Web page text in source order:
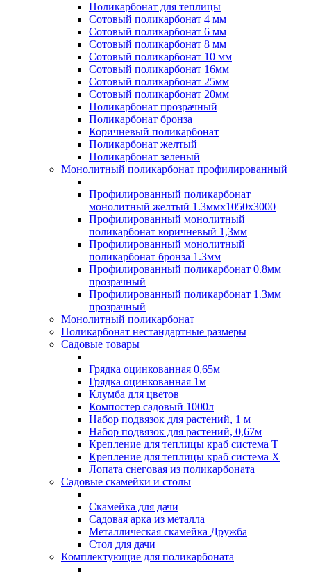
Поликарбонат для теплицы
Сотовый поликарбонат 4 мм
Сотовый поликарбонат 6 мм
Сотовый поликарбонат 8 мм
Сотовый поликарбонат 10 мм
Сотовый поликарбонат 16мм
Сотовый поликарбонат 25мм
Сотовый поликарбонат 20мм
Поликарбонат прозрачный
Поликарбонат бронза
Коричневый поликарбонат
Поликарбонат желтый
Поликарбонат зеленый
Монолитный поликарбонат профилированный
Профилированный поликарбонат
монолитный желтый 1.3ммх1050х3000
Профилированный монолитный
поликарбонат коричневый 1,3мм
Профилированный монолитный
поликарбонат бронза 1.3мм
Профилированный поликарбонат 0.8мм
прозрачный
Профилированный поликарбонат 1.3мм
прозрачный
Монолитный поликарбонат
Поликарбонат нестандартные размеры
Садовые товары
Грядка оцинкованная 0,65м
Грядка оцинкованная 1м
Клумба для цветов
Компостер садовый 1000л
Набор подвязок для растений, 1 м
Набор подвязок для растений, 0,67м
Крепление для теплицы краб система Т
Крепление для теплицы краб система Х
Лопата снеговая из поликарбоната
Садовые скамейки и столы
Скамейка для дачи
Садовая арка из металла
Металлическая скамейка Дружба
Стол для дачи
Комплектующие для поликарбоната